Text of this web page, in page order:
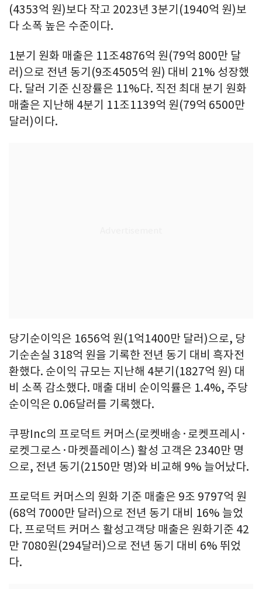
(4353억 원)보다 작고 2023년 3분기(1940억 원)보
다 소폭 높은 수준이다.
1분기 원화 매출은 11조4876억 원(79억 800만 달
러)으로 전년 동기(9조4505억 원) 대비 21% 성장했
다. 달러 기준 신장률은 11%다. 직전 최대 분기 원화
매출은 지난해 4분기 11조1139억 원(79억 6500만
달러)이다.
당기순이익은 1656억 원(1억1400만 달러)으로, 당
기순손실 318억 원을 기록한 전년 동기 대비 흑자전
환했다. 순이익 규모는 지난해 4분기(1827억 원) 대
비 소폭 감소했다. 매출 대비 순이익률은 1.4%, 주당
순이익은 0.06달러를 기록했다.
쿠팡Inc의 프로덕트 커머스(로켓배송·로켓프레시·
로켓그로스·마켓플레이스) 활성 고객은 2340만 명
으로, 전년 동기(2150만 명)와 비교해 9% 늘어났다.
프로덕트 커머스의 원화 기준 매출은 9조 9797억 원
(68억 7000만 달러)으로 전년 동기 대비 16% 늘었
다. 프로덕트 커머스 활성고객당 매출은 원화기준 42
만 7080원(294달러)으로 전년 동기 대비 6% 뛰었
다.